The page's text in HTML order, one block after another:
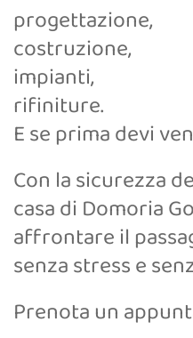
progettazione,
costruzione,
impianti,
rifiniture.
E se prima devi
Con la sicurezza
casa di Domoria
affrontare il
senza stress e
Prenota un